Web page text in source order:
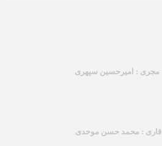
مجری : امیرحسین سپهری
قاری : محمد حسن موحدی